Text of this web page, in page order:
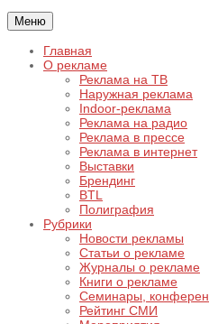
Меню
Главная
О рекламе
Реклама на ТВ
Наружная реклама
Indoor-реклама
Реклама на радио
Реклама в прессе
Реклама в интернет
Выставки
Брендинг
BTL
Полиграфия
Рубрики
Новости рекламы
Статьи о рекламе
Журналы о рекламе
Книги о рекламе
Семинары,
Рейтинг СМИ